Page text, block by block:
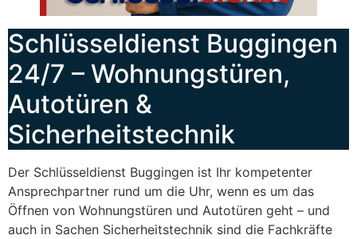
Schlüsseldienst Buggingen
24/7 – Wohnungstüren,
Autotüren &
Sicherheitstechnik
Der Schlüsseldienst Buggingen ist Ihr kompetenter
Ansprechpartner rund um die Uhr, wenn es um das
Öffnen von Wohnungstüren und Autotüren geht – und
auch in Sachen Sicherheitstechnik sind die Fachkräfte